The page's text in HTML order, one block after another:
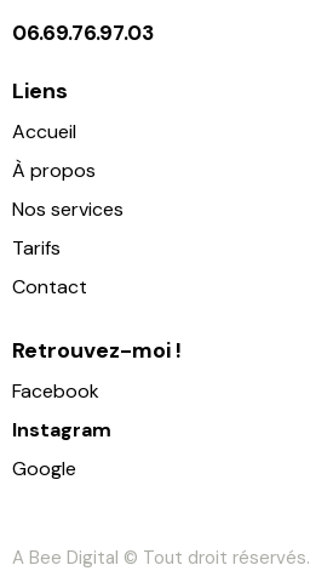
06.69.76.97.03
Liens
Accueil
À propos
Nos services
Tarifs
Contact
Retrouvez-moi !
Facebook
Instagram
Google
A Bee Digital © Tout droit réservés.